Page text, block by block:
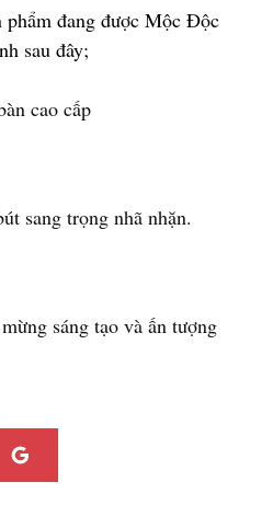
phẩm đang được Mộc Độc
sau đây;
cao cấp
sang trọng nhã nhặn.
sáng tạo và ấn tượng